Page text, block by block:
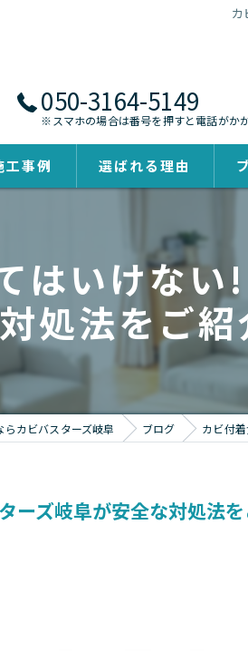
カ
050-3164-5149
※スマホの場合は番号を押すと電話がかか
工事例 選ばれる理由
はいけな
処法をご紹
カビバスターズ岐阜 ブログ カビ付
ーズ岐阜が安全な対処法